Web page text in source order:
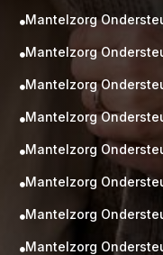
Mantelzorg
Mantelzorg
Mantelzorg
Mantelzorg
Mantelzorg
Mantelzorg
Mantelzorg
Mantelzorg